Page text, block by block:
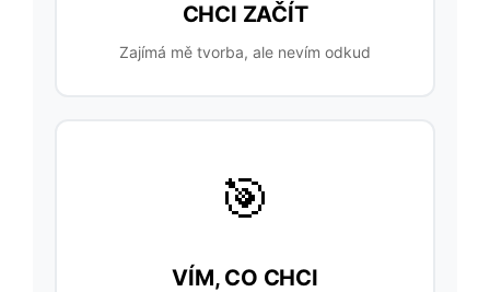
CHCI ZAČÍT
Zajímá mě tvorba, ale nevím odkud
🎯
VÍM, CO CHCI